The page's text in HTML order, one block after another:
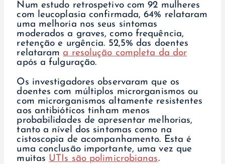
Num estudo retrospetivo com 92 mulheres
com leucoplasia confirmada, 64% relataram
uma melhoria nos seus sintomas
moderados a graves, como frequência,
retenção e urgência. 52,5% das doentes
relataram a resolução completa da dor
após a fulguração.
Os investigadores observaram que os
doentes com múltiplos microrganismos ou
com microrganismos altamente resistentes
aos antibióticos tinham menos
probabilidades de apresentar melhorias,
tanto a nível dos sintomas como na
cistoscopia de acompanhamento. Esta é
uma conclusão importante, uma vez que
muitas UTIs são polimicrobianas.